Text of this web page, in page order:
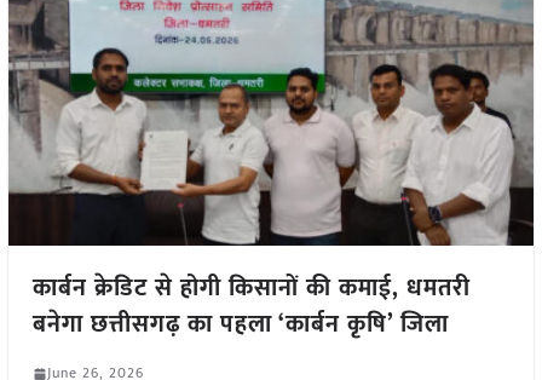
कार्बन क्रेडिट से होगी किसानों की कमाई, धमतरी
बनेगा छत्तीसगढ़ का पहला ‘कार्बन कृषि’ जिला
June 26, 2026